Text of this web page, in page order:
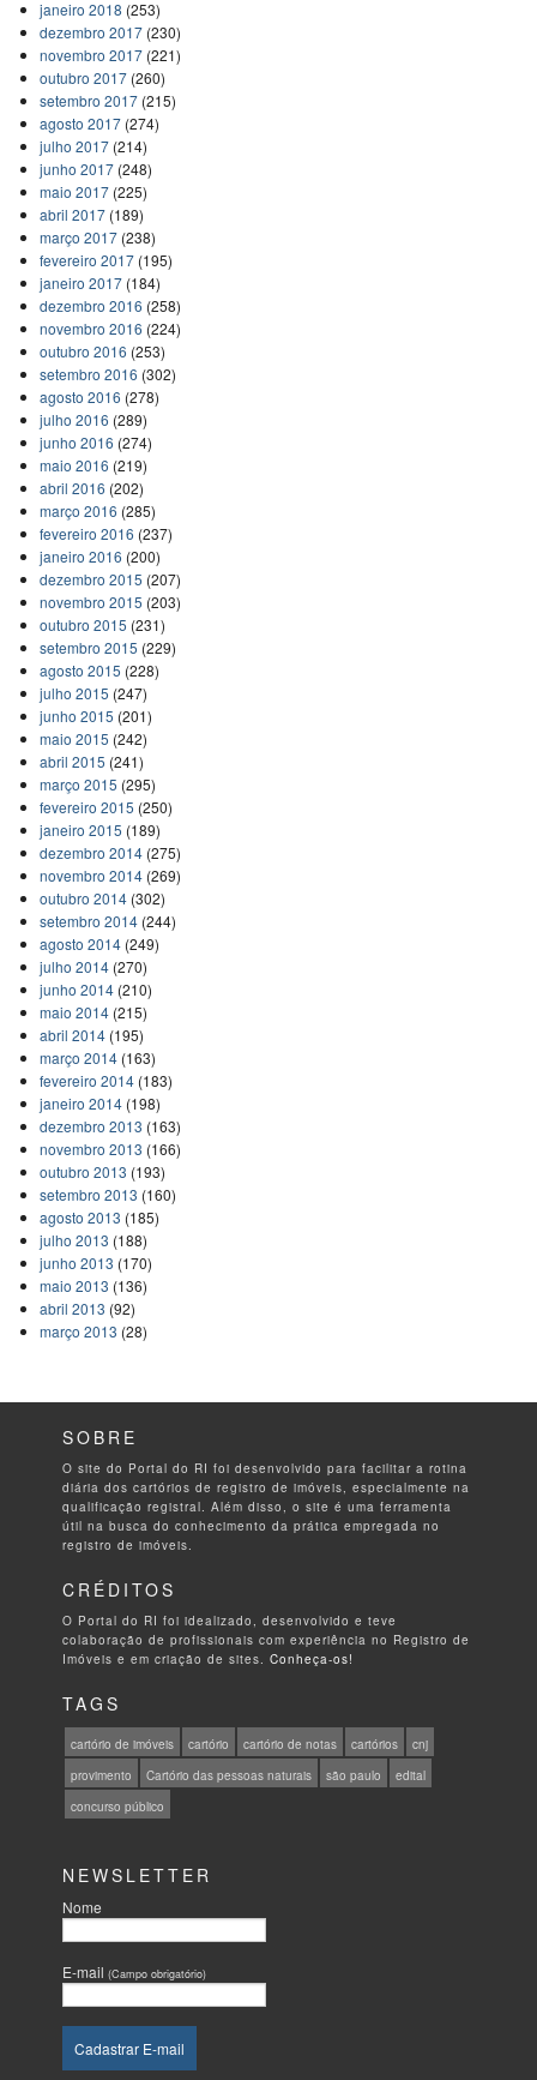
janeiro 2018 (253)
dezembro 2017(230)
novembro 2017(221)
outubro 2017(260)
setembro 2017(215)
agosto 2017(274)
julho 2017(214)
junho 2017(248)
maio 2017(225)
abril 2017(189)
março 2017(238)
fevereiro 2017(195)
janeiro 2017(184)
dezembro 2016 (258)
novembro 2016 (224)
outubro 2016 (253)
setembro 2016 (302)
agosto 2016 (278)
julho 2016 (289)
junho 2016 (274)
maio 2016 (219)
abril 2016 (202)
março 2016 (285)
fevereiro 2016 (237)
janeiro 2016 (200)
dezembro 2015 (207)
novembro 2015 (203)
outubro 2015 (231)
setembro 2015 (229)
agosto 2015 (228)
julho 2015 (247)
junho 2015 (201)
maio 2015 (242)
abril 2015 (241)
março 2015 (295)
fevereiro 2015 (250)
janeiro 2015 (189)
dezembro 2014(275)
novembro 2014(269)
outubro 2014(302)
setembro 2014(244)
agosto 2014(249)
julho 2014(270)
junho 2014(210)
maio 2014(215)
abril 2014(195)
março 2014(163)
fevereiro 2014(183)
janeiro 2014(198)
dezembro 2013 (163)
novembro 2013 (166)
outubro 2013 (193)
setembro 2013 (160)
agosto 2013 (185)
julho 2013 (188)
junho 2013 (170)
maio 2013 (136)
abril 2013 (92)
março 2013 (28)
SOBRE
O site do Portal do RI foi desenvolvido para facilitar a rotina
diária dos cartórios de registro de imóveis, especialmente na
qualificação registral. Além disso, o site é uma ferramenta
útil na busca do conhecimento da prática empregada no
registro de imóveis.
CRÉDITOS
O Portal do RI foi idealizado, desenvolvido e teve
colaboração de profissionais com experiência no Registro de
Imóveis e em criação de sites.Conheça-os!
TAGS
cartório de imóveis cartório cartório de notas cartórios
cnj
provimento
Cartório das pessoas naturais são paulo
edital
concurso público
NEWSLETTER
Nome
E-mail(Campo obrigatório)